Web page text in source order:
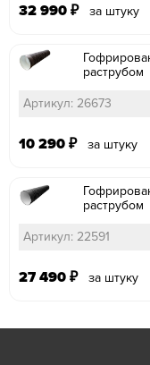
32 990 ₽ за штуку
раструбом
Артикул: 26673
10 290 ₽ за штуку
раструбом
Артикул: 22591
27 490 ₽ за штуку